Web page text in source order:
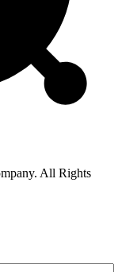
All Rights